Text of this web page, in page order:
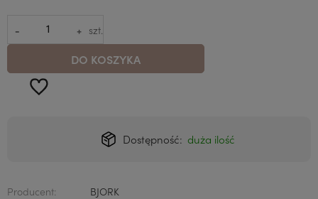
+
- szt.
DO KOSZYKA
Dostępność: duża ilość
Producent:
BJORK